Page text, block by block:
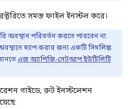
সমস্ত ফাইল ইনস্টল করে।
অবস্থান পরিবর্তন করতে পারবেন না.
ম্যাপ করার জন্য একটি সিমলিঙ্ক
এজ অ্যাপিজি-সেটআপ ইউটিলিটি
গাইডে, রুট ইনস্টলেশন